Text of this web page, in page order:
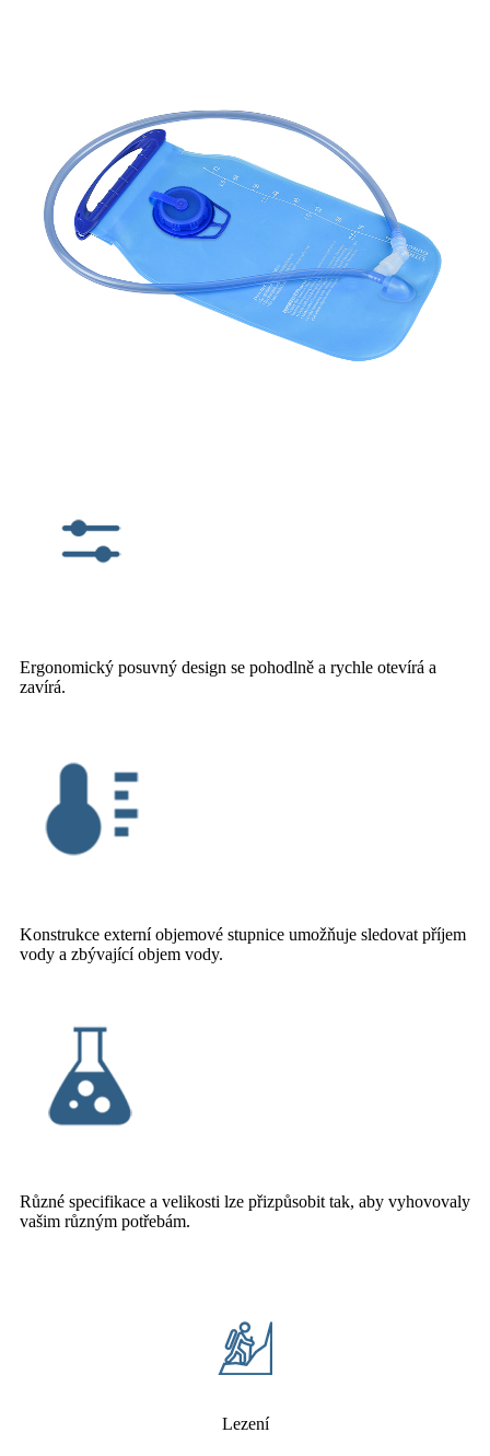
Ergonomický posuvný design se pohodlně a rychle otevírá a
zavírá.
Konstrukce externí objemové stupnice umožňuje sledovat příjem
vody a zbývající objem vody.
Různé specifikace a velikosti lze přizpůsobit tak, aby vyhovovaly
vašim různým potřebám.
Lezení